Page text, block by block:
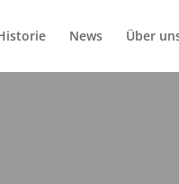
News Über